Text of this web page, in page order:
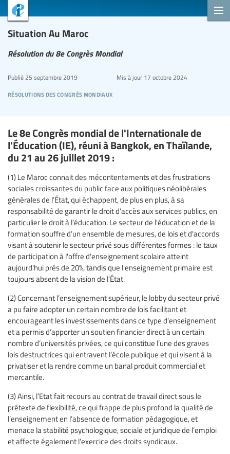
Situation Au Maroc
Résolution du 8e Congrès Mondial
résolutions des congrès mondiaux
Publié25 septembre 2019 Mis à jour17 octobre 2024
Le 8e Congrès mondial de l'Internationale de
l'Éducation (IE), réuni à Bangkok, en Thaïlande,
du 21 au 26 juillet 2019 :
(1) Le Maroc connait des mécontentements et des frustrations
sociales croissantes du public face aux politiques néolibérales
générales de l’État, qui échappent, de plus en plus, à sa
responsabilité de garantir le droit d’accès aux services publics, en
particulier le droit à l’éducation. Le secteur de l'éducation et de la
formation souffre d’un ensemble de mesures, de lois et d'accords
visant à soutenir le secteur privé sous différentes formes : le taux
de participation à l'offre d'enseignement scolaire atteint
aujourd'hui près de 20%, tandis que l'enseignement primaire est
toujours absent de la vision de l'État.
(2) Concernant l’enseignement supérieur, le lobby du secteur privé
a pu faire adopter un certain nombre de lois facilitant et
encourageant les investissements dans ce type d’enseignement
et a permis d’apporter un soutien financier direct à un certain
nombre d’universités privées, ce qui constitue l’une des graves
lois destructrices qui entravent l’école publique et qui visent à la
privatiser et la rendre comme un banal produit commercial et
mercantile.
(3) Ainsi, l’Etat fait recours au contrat de travail direct sous le
prétexte de flexibilité, ce qui frappe de plus profond la qualité de
l’enseignement en l’absence de formation pédagogique, et
menace la stabilité psychologique, sociale et juridique de l’emploi
et affecte également l’exercice des droits syndicaux.